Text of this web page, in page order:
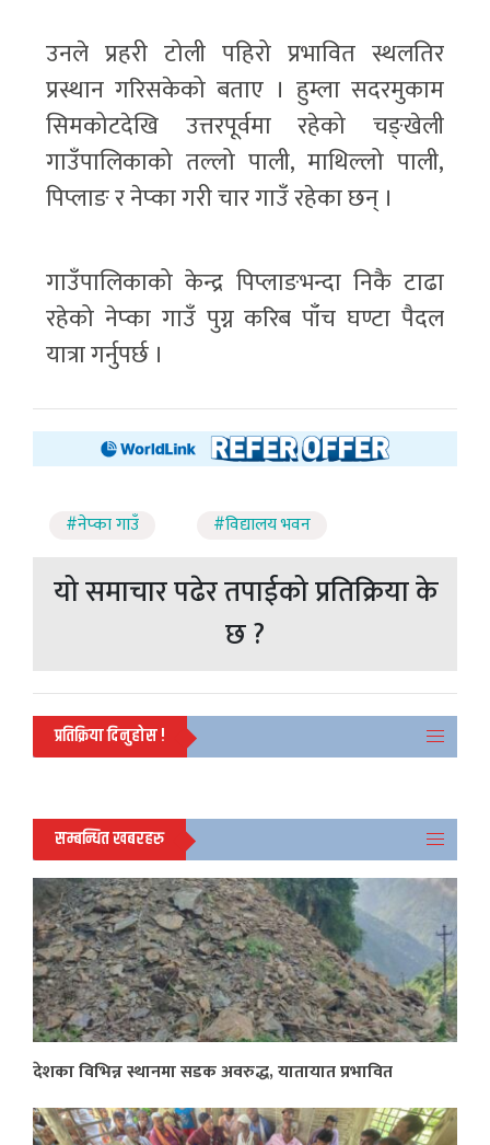
उनले प्रहरी टोली पहिरो प्रभावित स्थलतिर
प्रस्थान गरिसकेको बताए । हुम्ला सदरमुकाम
सिमकोटदेखि उत्तरपूर्वमा रहेको चङ्खेली
गाउँपालिकाको तल्लो पाली, माथिल्लो पाली,
पिप्लाङ र नेप्का गरी चार गाउँ रहेका छन् ।
गाउँपालिकाको केन्द्र पिप्लाङभन्दा निकै टाढा
रहेको नेप्का गाउँ पुग्न करिब पाँच घण्टा पैदल
यात्रा गर्नुपर्छ ।
#नेप्का गाउँ #विद्यालय भवन
यो समाचार पढेर तपाईको प्रतिक्रिया के
छ ?
प्रतिक्रिया दिनुहोस !
सम्बन्धित खबरहरु
देशका विभिन्न स्थानमा सडक अवरुद्ध, यातायात प्रभावित